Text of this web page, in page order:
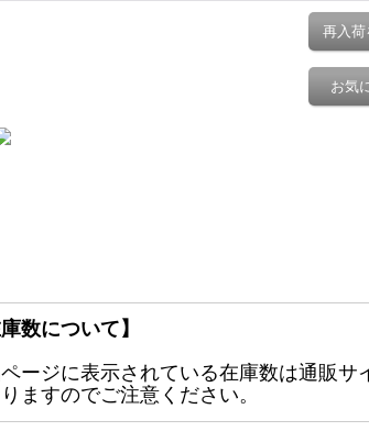
再入荷
お気
庫数について】
ージに表示されている在庫数は通販
ますのでご注意ください。